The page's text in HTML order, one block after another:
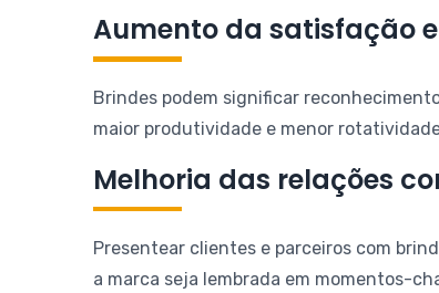
Aumento da satisfação
Brindes podem significar
maior produtividade e menor
Melhoria das relações
Presentear clientes e parceiros com
a marca seja lembrada em momentos-